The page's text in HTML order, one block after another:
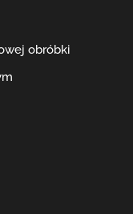
obróbki